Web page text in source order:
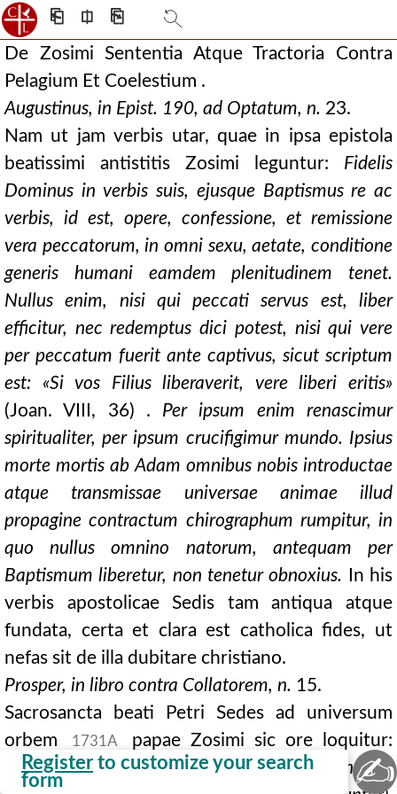
⎗ ⎅ ⎘
Register to customize your search
form
De Zosimi Sententia Atque Tractoria Contra
Pelagium Et Coelestium .
Augustinus, in Epist. 190, ad Optatum, n. 23.
Nam ut jam verbis utar, quae in ipsa epistola
beatissimi antistitis Zosimi leguntur: Fidelis
Dominus in verbis suis, ejusque Baptismus re ac
verbis, id est, opere, confessione, et remissione
vera peccatorum, in omni sexu, aetate, conditione
generis humani eamdem plenitudinem tenet.
Nullus enim, nisi qui peccati servus est, liber
efficitur, nec redemptus dici potest, nisi qui vere
per peccatum fuerit ante captivus, sicut scriptum
est: «Si vos Filius liberaverit, vere liberi eritis»
(Joan. VIII, 36) . Per ipsum enim renascimur
spiritualiter, per ipsum crucifigimur mundo. Ipsius
morte mortis ab Adam omnibus nobis introductae
atque transmissae universae animae illud
propagine contractum chirographum rumpitur, in
quo nullus omnino natorum, antequam per
Baptismum liberetur, non tenetur obnoxius.
In his
verbis apostolicae Sedis tam antiqua atque
fundata, certa et clara est catholica fides, ut
nefas sit de illa dubitare christiano.
Prosper, in libro contra Collatorem, n. 15.
Sacrosancta beati Petri Sedes ad universum
orbem
1731A
papae Zosimi sic ore loquitur:
Nos tamen instinctu Dei (omnia enim bona ad
✍